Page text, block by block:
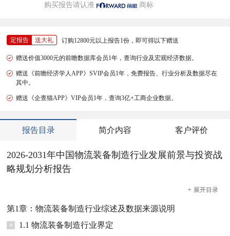
购买报告请认准
商标
定报告 送大礼 订购12800元以上报告1份，即可得以下赠送
赠送价值3000元的前瞻数据库会员1年，查询行业及宏观经济数据。
赠送《前瞻经济学人APP》SVIP会员1年，免费报告、行业分析及数据尽在
其中。
赠送《企查猫APP》VIP会员1年，查询3亿+工商企业数据。
报告目录 简介内容 客户评价
2026-2031年中国物流装备制造行业发展前景与投资战
略规划分析报告
+ 展开目录
第1章：物流装备制造行业综述及数据来源说明
+
1.1 物流装备制造行业界定